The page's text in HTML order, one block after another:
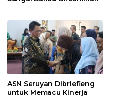
ASN Seruyan Dibriefieng
untuk Memacu Kinerja